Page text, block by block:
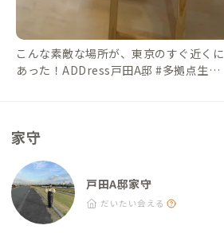
こんな素敵な場所が、東京のすぐ近くに
あった！ADDress戸田A邸 #多拠点生活 #
家守
戸田A邸家守
だいたい会える